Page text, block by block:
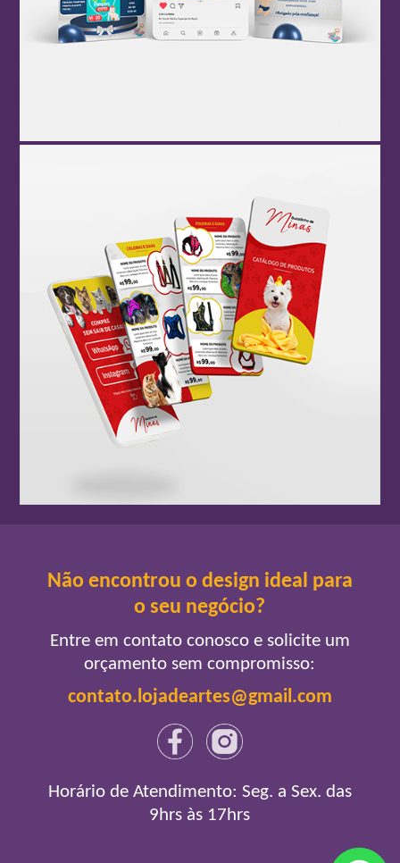
Não encontrou o design ideal para
o seu negócio?
Entre em contato conosco e solicite um
orçamento sem compromisso:
contato.lojadeartes@gmail.com
Horário de Atendimento: Seg. a Sex. das
9hrs às 17hrs